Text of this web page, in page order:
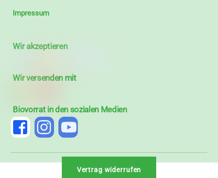
Impressum
Wir akzeptieren
Wir versenden mit
Biovorrat in den sozialen Medien
Vertrag widerrufen